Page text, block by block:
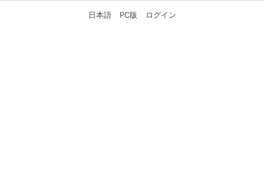
日本語 PC版 ログイン